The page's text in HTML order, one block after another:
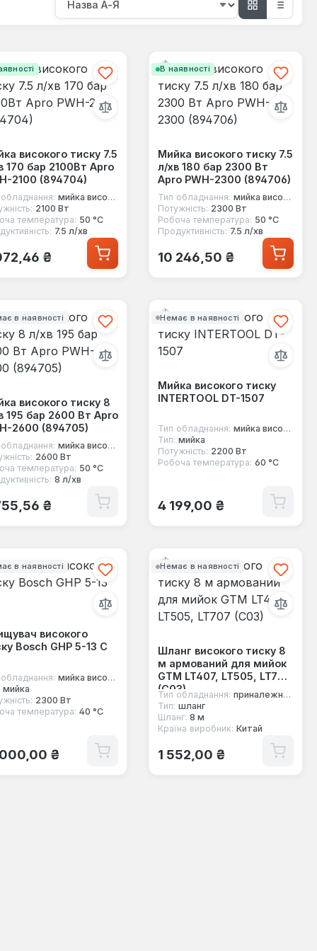
високого тиску 7.5
170 бар 2100Вт Apro
2100 (894704)
мийка високого тиску
2100 Вт
температура: 50 °C
7.5 л/хв
ціна:
₴
В наявності
Мийка високого тиску 7.5
л/хв 180 бар 2300 Вт
Apro PWH-2300 (894706)
Тип обладнання: мийка високого тиску
Потужність: 2300 Вт
Робоча температура: 50 °C
Продуктивність: 7.5 л/хв
Звичайна ціна:
10 246,50 ₴
в наявності
високого тиску 8
195 бар 2600 Вт Apro
2600 (894705)
мийка високого тиску
2600 Вт
температура: 50 °C
8 л/хв
ціна:
₴
Немає в наявності
Мийка високого тиску
INTERTOOL DT-1507
Тип обладнання: мийка високого тиску
Тип: мийка
Потужність: 2200 Вт
Робоча температура: 60 °С
Звичайна ціна:
4 199,00 ₴
в наявності
високого
Bosch GHP 5-13 C
мийка високого тиску
мийка
2300 Вт
температура: 40 °C
ціна:
000,00 ₴
Немає в наявності
Шланг високого тиску 8
м армований для мийок
GTM LT407, LT505, LT707
(C03)
Тип обладнання: приналежності до мийок
Тип: шланг
Шланг: 8 м
Країна виробник: Китай
Звичайна ціна:
1 552,00 ₴